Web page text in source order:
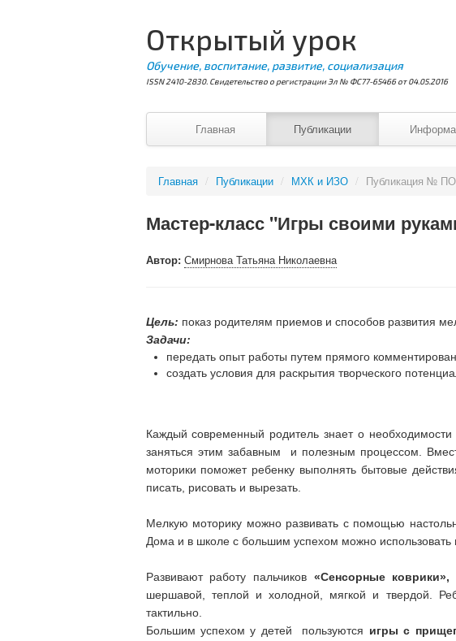
Открытый урок
Обучение, воспитание, развитие, социализация
ISSN 2410-2830. Свидетельство о регистрации Эл № ФС77-65466 от 04.05.2016
Главная Публикации
Главная / Публикации / МХК и ИЗО / Публикация №
Мастер-класс "Игры своими
Автор: Смирнова Татьяна Николаевна
Цель: показ родителям приемов и способов развития
Задачи:
передать опыт работы путем прямого
создать условия для раскрытия творческого
Каждый современный родитель знает о
заняться этим забавным и полезным процессом.
моторики поможет ребенку выполнять бытовые
писать, рисовать и вырезать.
Мелкую моторику можно развивать с помощью
Дома и в школе с большим успехом можно
Развивают работу пальчиков «Сенсорные коврики»,
шершавой, теплой и холодной, мягкой и твердой.
тактильно.
Большим успехом у детей пользуются игры с